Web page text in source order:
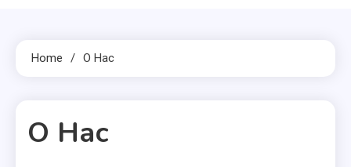
Home О Нас
О Нас